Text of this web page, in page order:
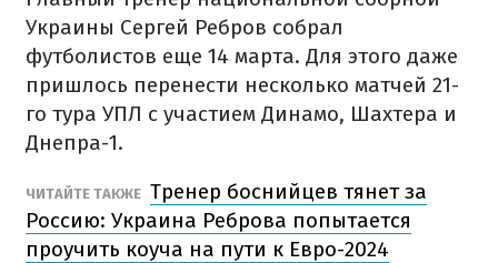
Украины Сергей Ребров собрал
футболистов еще 14 марта. Для этого даже
пришлось перенести несколько матчей 21-
го тура УПЛ с участием Динамо, Шахтера и
Днепра-1.
ЧИТАЙТЕ ТАКЖЕ Тренер боснийцев тянет за
Россию: Украина Реброва попытается
проучить коуча на пути к Евро-2024